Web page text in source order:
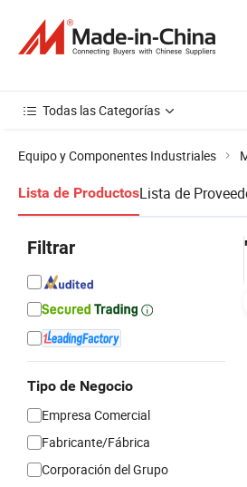
Todas las Categorías
Equipo y Componentes Industriales
Lista de ProductosLista de
Filtrar
Tipo de Negocio
Empresa Comercial
Fabricante/Fábrica
Corporación del Grupo